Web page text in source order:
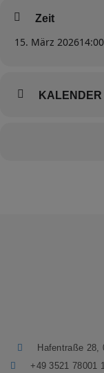
Teilnehmergebühr:12 €
Zeit
15. März 202614:00
KALENDER
Hafentraße 28,
+49 3521 78001